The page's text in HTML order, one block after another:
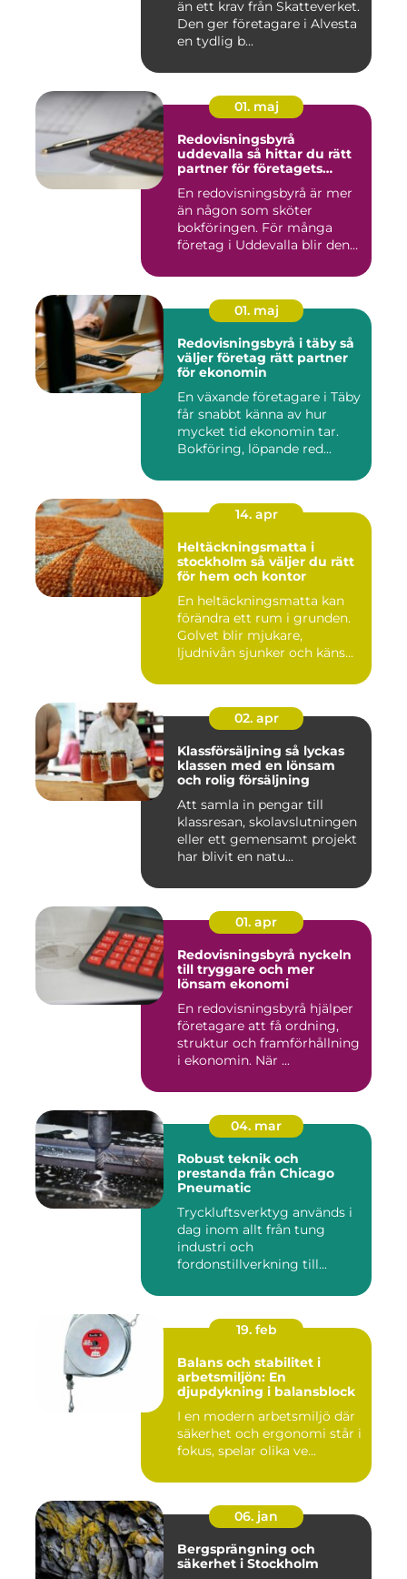
än ett krav från Skatteverket.
Den ger företagare i Alvesta
en tydlig b...
01. maj
Redovisningsbyrå
uddevalla så hittar du rätt
partner för företagets
En redovisningsbyrå är mer
än någon som sköter
bokföringen. För många
företag i Uddevalla blir den
01. maj
Redovisningsbyrå i täby så
väljer företag rätt partner
för ekonomin
En växande företagare i Täby
får snabbt känna av hur
mycket tid ekonomin tar.
Bokföring, löpande red...
14. apr
Heltäckningsmatta i
stockholm så väljer du rätt
för hem och kontor
En heltäckningsmatta kan
förändra ett rum i grunden.
Golvet blir mjukare,
ljudnivån sjunker och käns...
02. apr
Klassförsäljning så lyckas
klassen med en lönsam
och rolig försäljning
Att samla in pengar till
klassresan, skolavslutningen
eller ett gemensamt projekt
har blivit en natu...
01. apr
Redovisningsbyrå nyckeln
till tryggare och mer
lönsam ekonomi
En redovisningsbyrå hjälper
företagare att få ordning,
struktur och framförhållning
i ekonomin. När ...
04. mar
Robust teknik och
prestanda från Chicago
Pneumatic
Tryckluftsverktyg används i
dag inom allt från tung
industri och
fordonstillverkning till...
19. feb
Balans och stabilitet i
arbetsmiljön: En
djupdykning i balansblock
I en modern arbetsmiljö där
säkerhet och ergonomi står i
fokus, spelar olika ve...
06. jan
Bergsprängning och
säkerhet i Stockholm